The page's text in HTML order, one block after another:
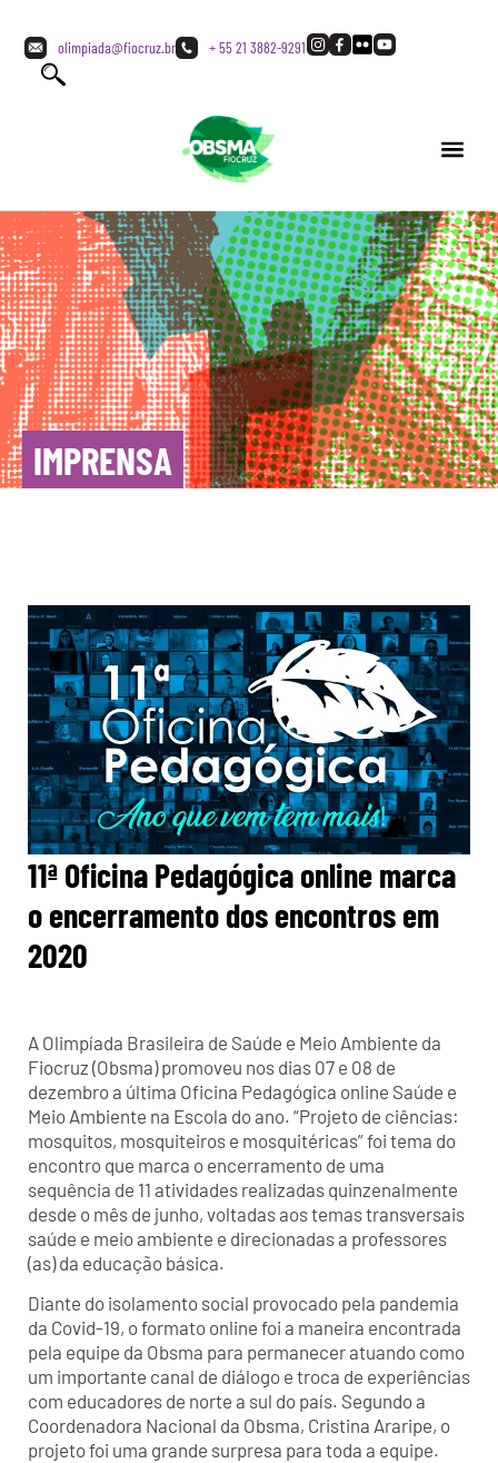
olimpiada@fiocruz.br + 55 21 3882-9291
IMPRENSA
11ª Oficina Pedagógica online marca
o encerramento dos encontros em
2020
A Olimpíada Brasileira de Saúde e Meio Ambiente da
Fiocruz (Obsma) promoveu nos dias 07 e 08 de
dezembro a última Oficina Pedagógica online Saúde e
Meio Ambiente na Escola do ano. “Projeto de ciências:
mosquitos, mosquiteiros e mosquitéricas” foi tema do
encontro que marca o encerramento de uma
sequência de 11 atividades realizadas quinzenalmente
desde o mês de junho, voltadas aos temas transversais
saúde e meio ambiente e direcionadas a professores
(as) da educação básica.
Diante do isolamento social provocado pela pandemia
da Covid-19, o formato online foi a maneira encontrada
pela equipe da Obsma para permanecer atuando como
um importante canal de diálogo e troca de experiências
com educadores de norte a sul do país. Segundo a
Coordenadora Nacional da Obsma, Cristina Araripe, o
projeto foi uma grande surpresa para toda a equipe.